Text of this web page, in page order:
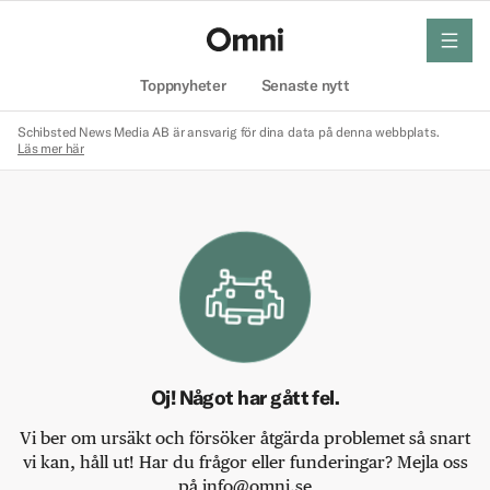
Toppnyheter Senaste nytt
meny
Schibsted News Media AB är ansvarig för dina data på denna webbplats.
Läs mer här
Oj! Något har gått fel.
Vi ber om ursäkt och försöker åtgärda problemet så snart
vi kan, håll ut! Har du frågor eller funderingar? Mejla oss